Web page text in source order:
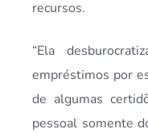
recursos.
“Ela
empréstimos por
de algumas
pessoal somente